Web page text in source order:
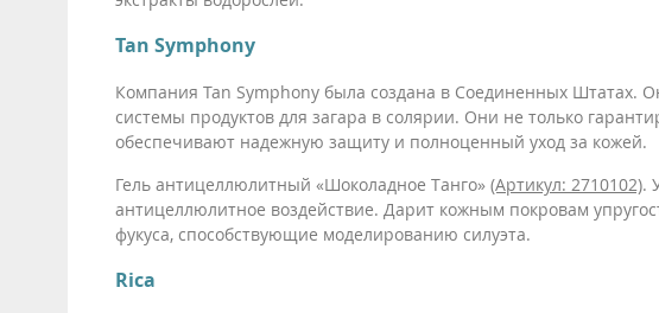
Tan Symphony
Компания Tan Symphony была создана в Соединенных Штатах.
системы продуктов для загара в солярии. Они не только
обеспечивают надежную защиту и полноценный уход за кожей.
Гель антицеллюлитный «Шоколадное Танго» (Артикул: 2710102).
антицеллюлитное воздействие. Дарит кожным покровам
фукуса, способствующие моделированию силуэта.
Rica